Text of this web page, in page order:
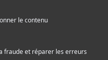
de ma tendre
fois à cet événement
Toujours escorté par
favorable de